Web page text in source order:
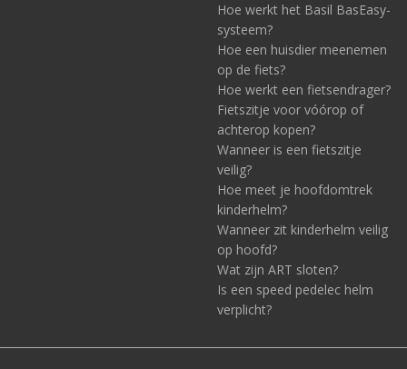
Hoe werkt het Basil BasEasy-
systeem?
Hoe een huisdier meenemen
op de fiets?
Hoe werkt een fietsendrager?
Fietszitje voor vóórop of
achterop kopen?
Wanneer is een fietszitje
veilig?
Hoe meet je hoofdomtrek
kinderhelm?
Wanneer zit kinderhelm veilig
op hoofd?
Wat zijn ART sloten?
Is een speed pedelec helm
verplicht?